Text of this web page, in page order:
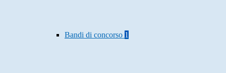
Bandi di concorso 1